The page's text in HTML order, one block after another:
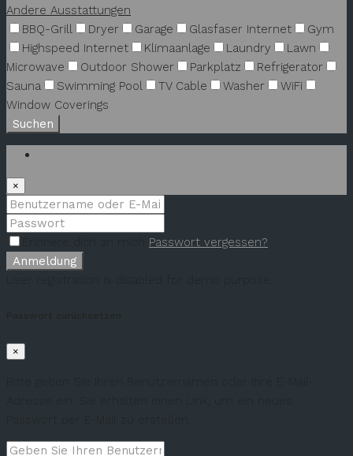
Andere Ausstattungen
BBQ-Grill
Dryer Garage Glasfaser Internet
Gym
Highspeed Internet
Klimaanlage Laundry
Lawn
Microwave
Outdoor Shower Parkplatz
Refrigerator
Sauna
Swimming Pool TV Cable Washer
WiFi
Window Coverings
Suchen
×
Passwort vergessen?
Anmeldung
×